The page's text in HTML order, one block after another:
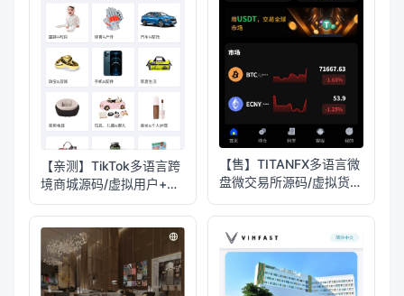
【亲测】TikTok多语言跨
境商城源码/虚拟用户+后
台下单+采购佣金
【售】TITANFX多语言微
盘微交易所源码/虚拟货币
秒合约交易盘/前端vue纯
源码+后端PHP